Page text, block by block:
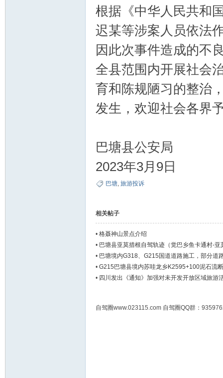
根据《中华人民共和
迟某等涉案人员依法
因此次事件造成的不
全县范围内开展社会
育和陈规陋习的整治
发生，欢迎社会各界
巴塘县公安局
2023年3月9日
巴塘, 旅游投诉
相关帖子
• 格聂神山景点介绍
• 巴塘县亚莫措根自驾轨迹（觉巴乡鱼卡通村-亚
• 巴塘境内G318、G215国道道路施工，部分道
• G215巴塘县境内苏哇龙乡K2595+100泥石流
• 四川发出《通知》加强对未开发开放区域旅游
自驾圈www.023115.com 自驾圈QQ群：